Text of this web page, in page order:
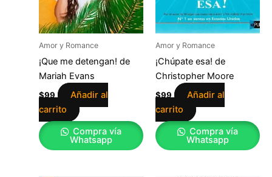
Amor y Romance
¡Que me detengan! de
Mariah Evans
$99
Añadir al
carrito
Compra vía
Whatsapp
Amor y Romance
¡Chúpate esa! de
Christopher Moore
$99
Añadir al
carrito
Compra vía
Whatsapp